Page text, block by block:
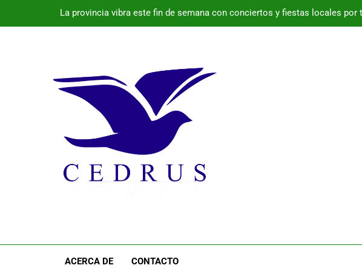
La provincia vibra este fin de semana con conciertos y fiestas locales
Programa de la semana cultural de Palazuelos de Eresma:
Monte Nevado gana el Premio Alimentos de España a los
La provincia vibra este fin de semana con conciertos y fiestas locales por
Programa de la semana cultural de Palazuelos de Eresma:
ACERCA DE CONTACTO